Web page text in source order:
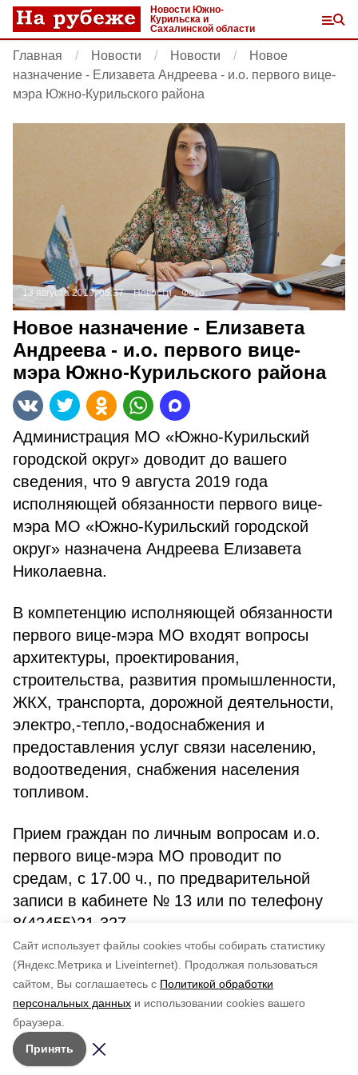
Cайт использует файлы cookies чтобы собирать статистику
(Яндекс.Метрика и Liveinternet).
Продолжая пользоваться
сайтом, Вы соглашаетесь с Политикой обработки
персональных данных и использовании cookies вашего
браузера.
Принять
Новости Южно-
Курильска и
Сахалинской области
Главная Новости Новости
Новое
назначение - Елизавета Андреева - и.о. первого вице-
мэра Южно-Курильского района
13 августа 2019, 05:37 Новости Фото:
Новое назначение - Елизавета
Андреева - и.о. первого вице-
мэра Южно-Курильского района
Администрация МО «Южно-Курильский
городской округ» доводит до вашего
сведения, что 9 августа 2019 года
исполняющей обязанности первого вице-
мэра МО «Южно-Курильский городской
округ» назначена Андреева Елизавета
Николаевна.
В компетенцию исполняющей обязанности
первого вице-мэра МО входят вопросы
архитектуры, проектирования,
строительства, развития промышленности,
ЖКХ, транспорта, дорожной деятельности,
электро,-тепло,-водоснабжения и
предоставления услуг связи населению,
водоотведения, снабжения населения
топливом.
Прием граждан по личным вопросам и.о.
первого вице-мэра МО проводит по
средам, с 17.00 ч., по предварительной
записи в кабинете № 13 или по телефону
8(42455)21-327.
Авторы: admin
по оценке
5